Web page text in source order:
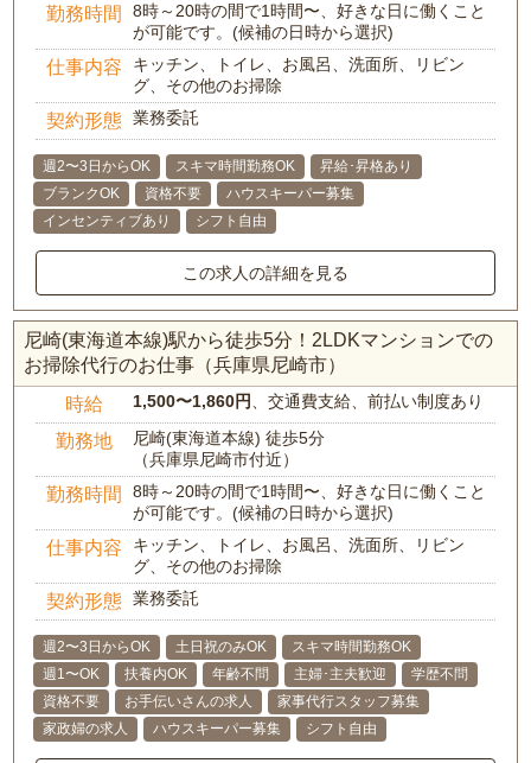
勤務時間
8時～20時の間で1時間〜、好きな日に働くこと
が可能です。(候補の日時から選択)
仕事内容
キッチン、トイレ、お風呂、洗面所、リビン
グ、その他のお掃除
契約形態 業務委託
週2〜3日からOK スキマ時間勤務OK
昇給･昇格あり
ブランクOK
資格不要
ハウスキーパー募集
インセンティブあり
シフト自由
この求人の詳細を見る
尼崎(東海道本線)駅から徒歩5分！2LDKマンションでの
お掃除代行のお仕事（兵庫県尼崎市）
時給 1,500〜1,860円、交通費支給、前払い制度あり
勤務地
尼崎(東海道本線) 徒歩5分
（兵庫県尼崎市付近）
勤務時間
8時～20時の間で1時間〜、好きな日に働くこと
が可能です。(候補の日時から選択)
仕事内容
キッチン、トイレ、お風呂、洗面所、リビン
グ、その他のお掃除
契約形態 業務委託
週2〜3日からOK 土日祝のみOK
スキマ時間勤務OK
週1〜OK
扶養内OK 年齢不問 主婦･主夫歓迎
学歴不問
資格不要
お手伝いさんの求人
家事代行スタッフ募集
家政婦の求人
ハウスキーパー募集 シフト自由